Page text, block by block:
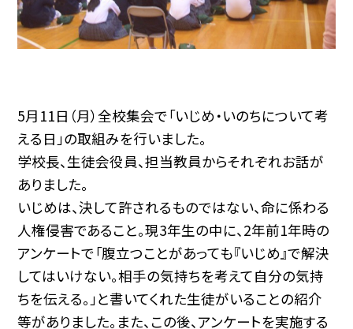
5月11日（月）全校集会で「いじめ・いのちについて考
える日」の取組みを行いました。
学校長、生徒会役員、担当教員からそれぞれお話が
ありました。
いじめは、決して許されるものではない、命に係わる
人権侵害であること。現3年生の中に、2年前1年時の
アンケートで「腹立つことがあっても『いじめ』で解決
してはいけない。相手の気持ちを考えて自分の気持
ちを伝える。」と書いてくれた生徒がいることの紹介
等がありました。また、この後、アンケートを実施する